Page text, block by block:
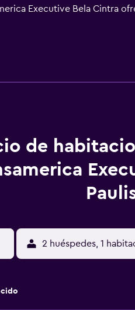
Executive Bela Cintra
cable. Los baños están
por la web gracias a
de
2 huéspedes, 1